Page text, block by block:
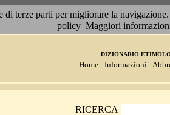
terze parti per migliorare la
policy Maggiori
DIZIONARIO
Home - Informazioni -
RICERCA